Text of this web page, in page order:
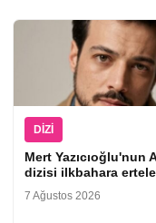
DIZI
Mert Yazıcıoğlu'nun
dizisi ilkbahara
7 Ağustos 2026